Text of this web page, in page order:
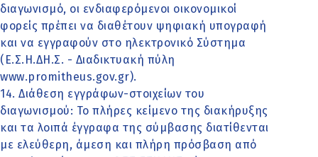
διαγωνισμό, οι ενδιαφερόμενοι οικονομικοί
φορείς πρέπει να διαθέτουν ψηφιακή υπογραφή
και να εγγραφούν στο ηλεκτρονικό Σύστημα
(Ε.Σ.Η.ΔΗ.Σ. - Διαδικτυακή πύλη
www.promitheus.gov.gr).
14. Διάθεση εγγράφων-στοιχείων του
διαγωνισμού: Το πλήρες κείμενο της διακήρυξης
και τα λοιπά έγγραφα της σύμβασης διατίθενται
με ελεύθερη, άμεση και πλήρη πρόσβαση από